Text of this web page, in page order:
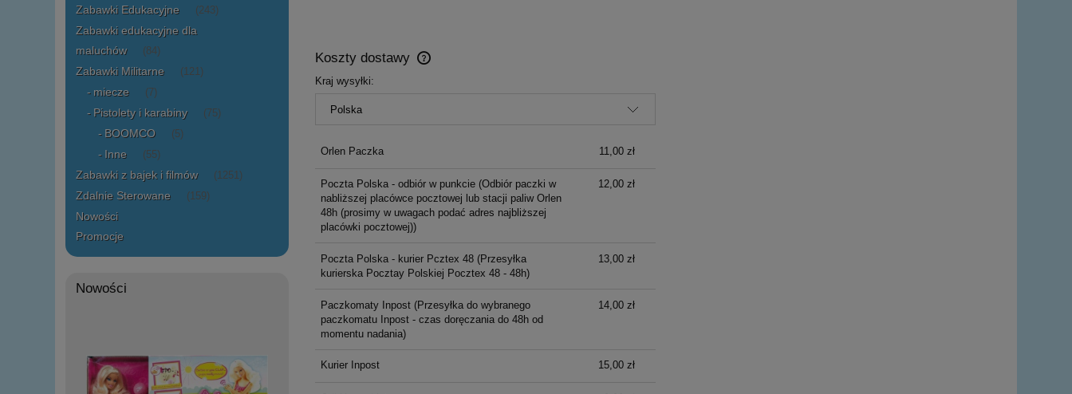
Zabawki Edukacyjne (243)
Zabawki edukacyjne dla
maluchów
(84)
Zabawki Militarne (121)
miecze (7)
Pistolety i karabiny (75)
BOOMCO (5)
Inne (55)
Zabawki z bajek i filmów (1251)
Zdalnie Sterowane (159)
Nowości
Promocje
Nowości
Koszty dostawy
Kraj wysyłki:
Orlen Paczka 11,00 zł
Poczta Polska - odbiór w punkcie(Odbiór paczki w
nabliższej placówce pocztowej lub stacji paliw Orlen
48h (prosimy w uwagach podać adres najbliższej
placówki pocztowej))
12,00 zł
Poczta Polska - kurier Pcztex 48(Przesyłka
kurierska Pocztay Polskiej Pocztex 48 - 48h)
13,00 zł
Paczkomaty Inpost(Przesyłka do wybranego
paczkomatu Inpost - czas doręczania do 48h od
momentu nadania)
14,00 zł
Kurier Inpost 15,00 zł